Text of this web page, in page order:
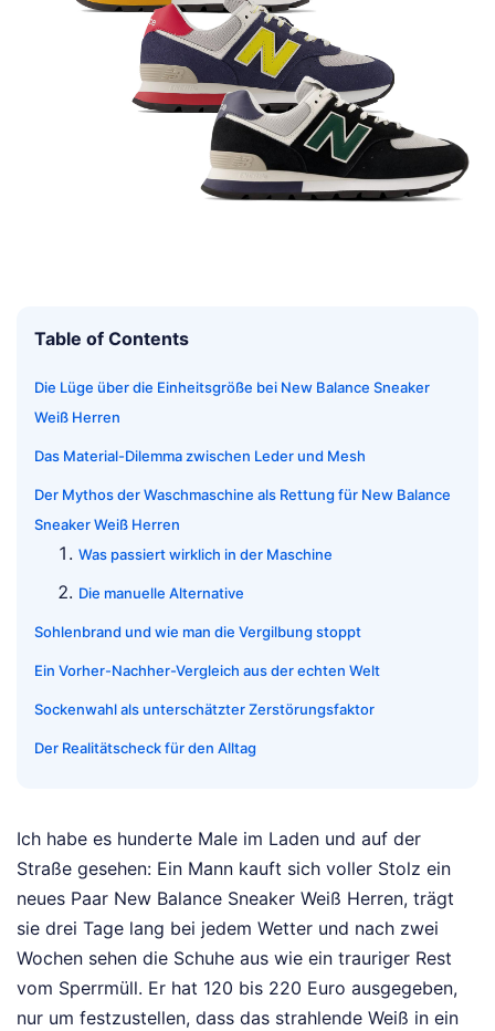
Table of Contents
Die Lüge über die Einheitsgröße bei New Balance Sneaker
Weiß Herren
Das Material-Dilemma zwischen Leder und Mesh
Der Mythos der Waschmaschine als Rettung für New Balance
Sneaker Weiß Herren
Was passiert wirklich in der Maschine
Die manuelle Alternative
Sohlenbrand und wie man die Vergilbung stoppt
Ein Vorher-Nachher-Vergleich aus der echten Welt
Sockenwahl als unterschätzter Zerstörungsfaktor
Der Realitätscheck für den Alltag
Ich habe es hunderte Male im Laden und auf der
Straße gesehen: Ein Mann kauft sich voller Stolz ein
neues Paar New Balance Sneaker Weiß Herren, trägt
sie drei Tage lang bei jedem Wetter und nach zwei
Wochen sehen die Schuhe aus wie ein trauriger Rest
vom Sperrmüll. Er hat 120 bis 220 Euro ausgegeben,
nur um festzustellen, dass das strahlende Weiß in ein